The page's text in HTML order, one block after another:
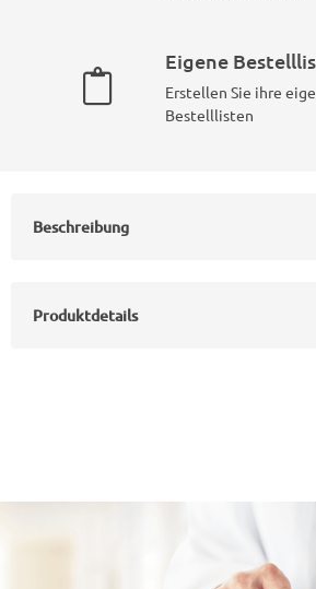
Eigene
Erstellen Sie ihre
Bestelllisten
Beschreibung
Produktdetails